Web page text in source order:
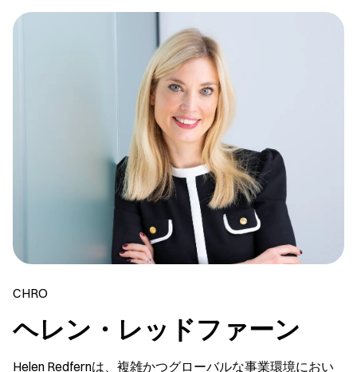
CHRO
ヘレン・レッドファーン
Helen Redfernは、複雑かつグローバルな事業環境におい